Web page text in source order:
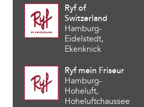
Ryf of
Switzerland
Hamburg-
Eidelstedt,
Ekenknick
Ryf mein Friseur
Hamburg-
Hoheluft,
Hoheluftchaussee